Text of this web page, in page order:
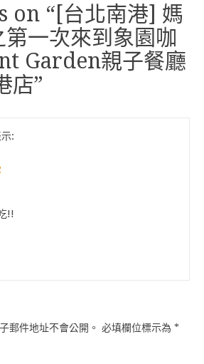
on “ [台北南港] 媽
一次來到象園咖
Garden親子餐廳
店”
:
!!
郵件地址不會公開。 必填欄位標示為 *